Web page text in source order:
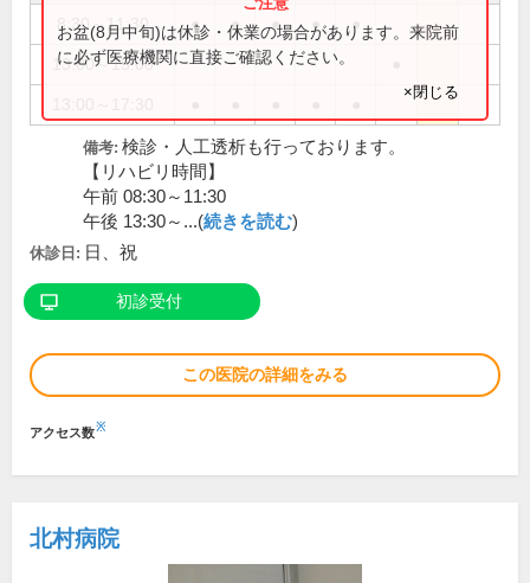
8:30～11:30 ● ● ● ● ●
13:00～15:00
お盆(8月中旬)は休診・休業の場合があります。来院前
に必ず医療機関に直接ご確認ください。
×閉じる
備考: 検診・人工透析も行っております。
【リハビリ時間】
午前 08:30～11:30
午後 13:30～...(続きを読む)
休診日: 日、祝
初診受付
この医院の詳細をみる
アクセス数※
北村病院